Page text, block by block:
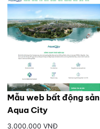
Mẫu web bất động sản
Aqua City
3.000.000 VNĐ